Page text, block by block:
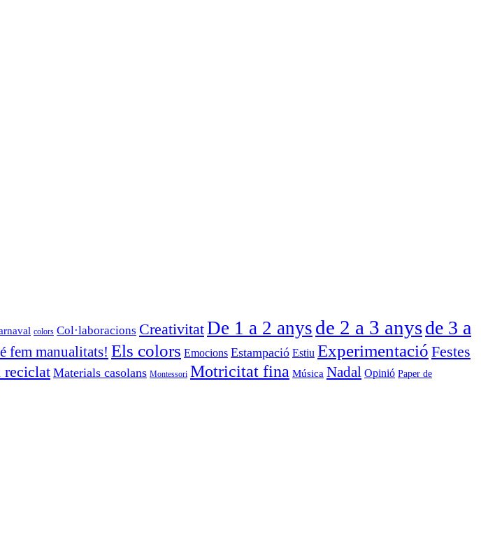
colors Col·laboracions CreativitatDe 1 a 2 anys de 2 a 3 anysde 3 a
fem manualitats! Els colors Emocions Estampació Estiu Experimentació Festes
reciclat Materials casolans Montessori Motricitat fina Música Nadal Opinió Paper de